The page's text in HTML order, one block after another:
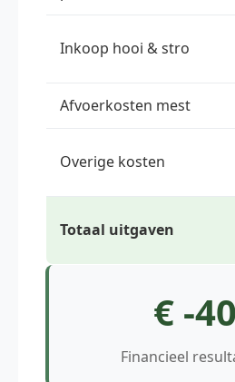
Inkoop hooi & stro
Afvoerkosten mest
Overige kosten
Totaal uitgaven
€ -
Financieel